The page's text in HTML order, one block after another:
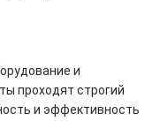
и
проходят строгий
и эффективность